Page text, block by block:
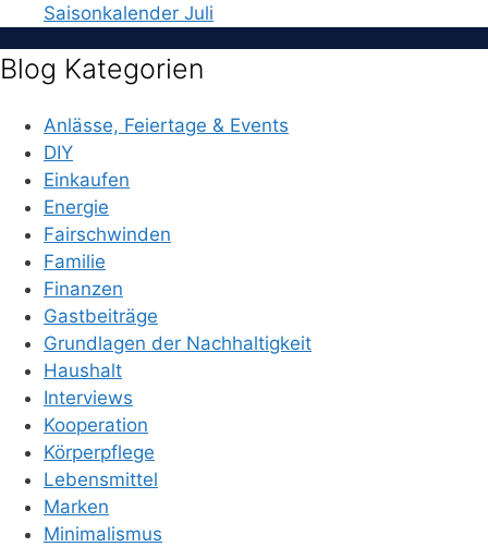
Saisonkalender Juli
Blog Kategorien
Anlässe, Feiertage & Events
DIY
Einkaufen
Energie
Fairschwinden
Familie
Finanzen
Gastbeiträge
Grundlagen der Nachhaltigkeit
Haushalt
Interviews
Kooperation
Körperpflege
Lebensmittel
Marken
Minimalismus